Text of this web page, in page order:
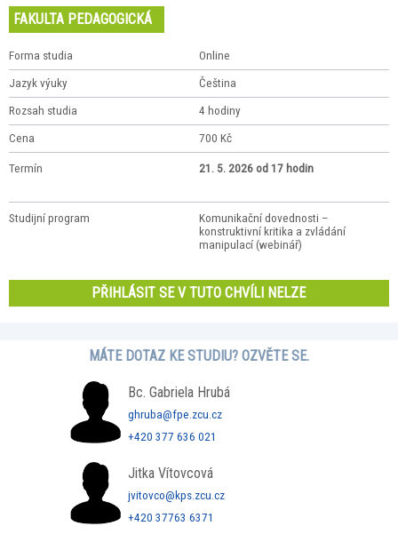
FAKULTA PEDAGOGICKÁ
Forma studia Online
Jazyk výuky Čeština
Rozsah studia 4 hodiny
Cena 700 Kč
Termín 21. 5. 2026 od 17 hodin
Studijní program
Komunikační dovednosti –
konstruktivní kritika a zvládání
manipulací (webinář)
PŘIHLÁSIT SE V TUTO CHVÍLI NELZE
MÁTE DOTAZ KE STUDIU? OZVĚTE SE.
Bc. Gabriela Hrubá
ghruba@fpe.zcu.cz
+420 377 636 021
Jitka Vítovcová
jvitovco@kps.zcu.cz
+420 37763 6371